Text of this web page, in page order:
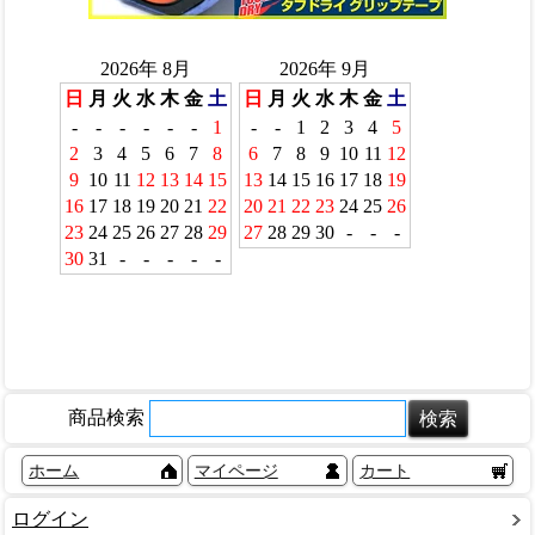
商品検索
ホーム マイページ カート
ログイン